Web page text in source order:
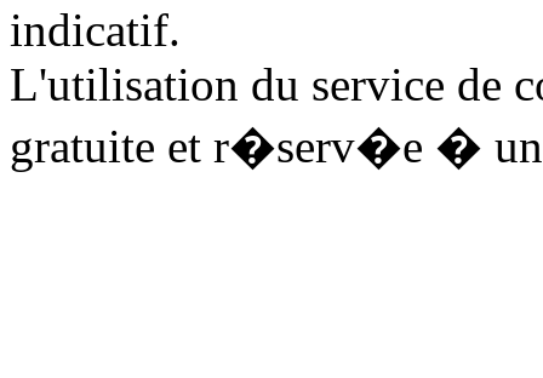
indicatif.
L'utilisation du service de
gratuite et r�serv�e � un